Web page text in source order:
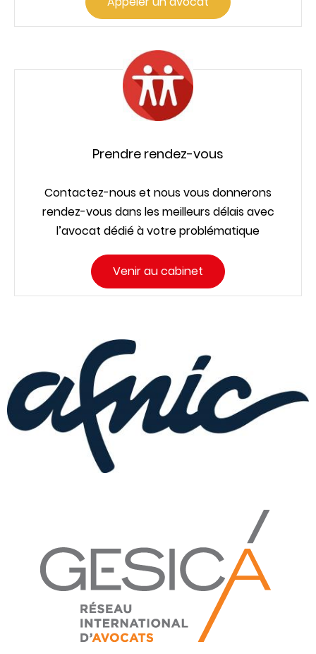
Prendre rendez-vous
Contactez-nous et nous vous donnerons
rendez-vous dans les meilleurs délais avec
l’avocat dédié à votre problématique
Venir au cabinet